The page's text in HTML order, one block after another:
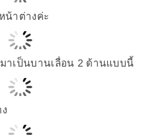
น้าต่างค่ะ
าเป็นบานเลื่อน 2 ด้านแบบนี้